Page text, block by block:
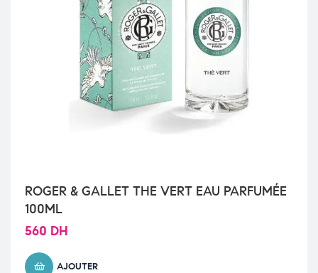
ROGER & GALLET THE VERT EAU PARFUMÉE
100ML
560 DH
AJOUTER